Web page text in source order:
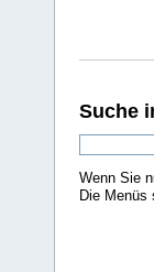
Suche
Wenn Sie
Die Menüs